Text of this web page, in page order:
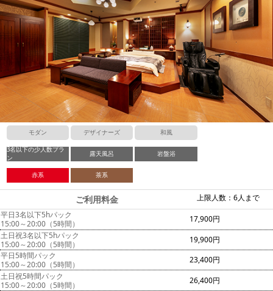
モダン デザイナーズ 和風
3名以下の少人数プラ
ン
露天風呂 岩盤浴
赤系 茶系
上限人数：6人まで
ご利用料金
平日3名以下5hパック
15:00～20:00（5時間）
17,900円
土日祝3名以下5hパック
15:00～20:00（5時間）
19,900円
平日5時間パック
15:00～20:00（5時間）
23,400円
土日祝5時間パック
15:00～20:00（5時間）
26,400円